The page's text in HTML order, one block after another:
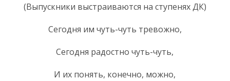
(Выпускники выстраиваются на ступенях ДК)
Сегодня им чуть-чуть тревожно,
Сегодня радостно чуть-чуть,
И их понять, конечно, можно,